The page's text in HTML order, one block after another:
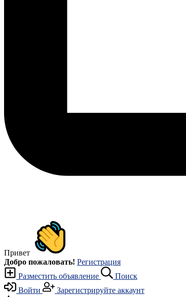
Привет
Добро пожаловать! Регистрация
Разместить объявление
Поиск
Войти
Зарегистрируйте аккаунт